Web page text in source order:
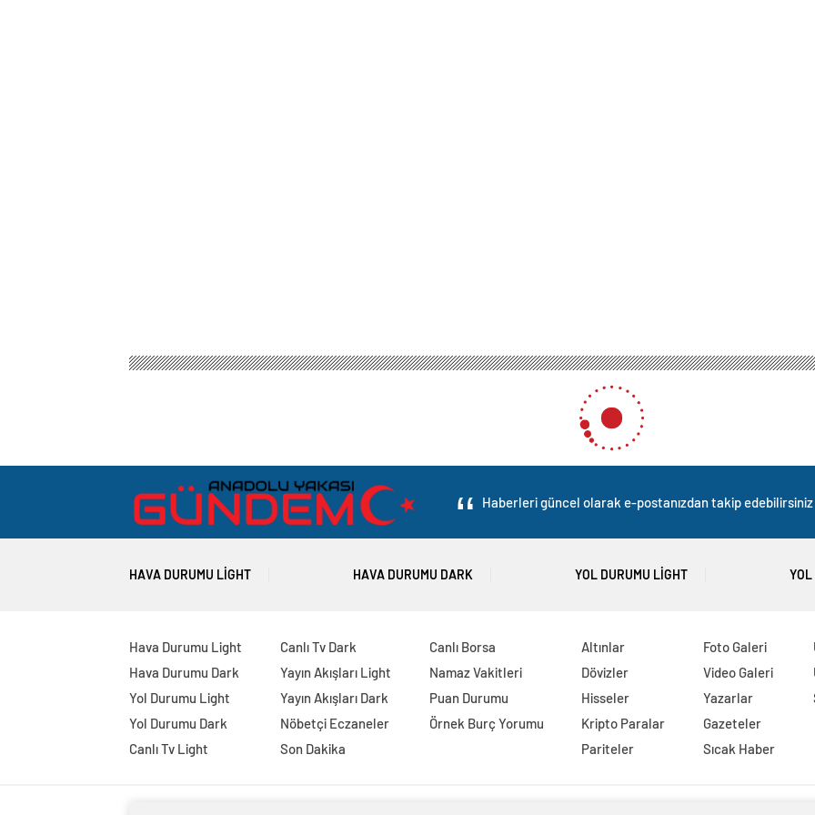
Haberleri güncel olarak e-postanızdan takip edebilirsiniz
HAVA DURUMU LIGHT HAVA DURUMU DARK YOL DURUMU LIGHT YOL
Hava Durumu Light
Hava Durumu Dark
Yol Durumu Light
Yol Durumu Dark
Canlı Tv Light
Canlı Tv Dark
Yayın Akışları Light
Yayın Akışları Dark
Nöbetçi Eczaneler
Son Dakika
Canlı Borsa
Namaz Vakitleri
Puan Durumu
Örnek Burç Yorumu
Altınlar
Dövizler
Hisseler
Kripto Paralar
Pariteler
Foto Galeri
Video Galeri
Yazarlar
Gazeteler
Sıcak Haber